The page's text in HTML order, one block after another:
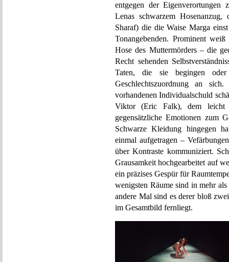
entgegen der Eigenverortungen
Lenas schwarzem
Sharaf) die die Waise Marga
Tonangebenden. Prominent
Hose des Muttermörders – die
Recht sehenden
Taten, die sie begingen
Geschlechtszuordnung an
vorhandenen Individualschuld
Viktor (Eric Falk), dem leicht
gegensätzliche Emotionen zum
Schwarze Kleidung hingegen
einmal aufgetragen –
über Kontraste kommuniziert.
Grausamkeit hochgearbeitet auf
ein präzises Gespür für
wenigsten Räume sind in mehr
andere Mal sind es derer bloß
im Gesamtbild fernliegt.